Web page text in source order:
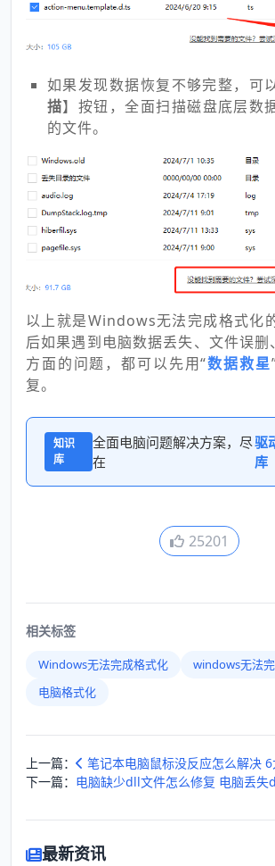
如果发现数据恢复不够完整，可
描】按钮，全面扫描磁盘底层数
的文件。
以上就是Windows无法完成格式化
后如果遇到电脑数据丢失、文件误
方面的问题，都可以先用“数据救星
复。
知识
库
全面电脑问题解决方案，尽
在
驱
库
25201
相关标签
Windows无法完成格式化
windows无法
电脑格式化
上一篇：
笔记本电脑鼠标没反应怎么解决
下一篇： 电脑缺少dll文件怎么修复 电脑丢失
最新资讯